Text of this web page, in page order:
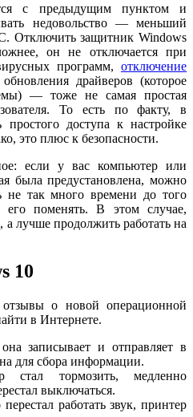
с предыдущим пунктом и
недовольство — меньший
Отключить защитник Windows
он не отключается при
программ, отключение
драйверов (которое
— тоже не самая простая
То есть по факту, в
доступа к настройке
это плюс к безопасности.
если у вас компьютер или
была предустановлена, можно
не так много времени до того
поменять. В этом случае,
а лучше продолжить работать на
10
о новой операционной
в Интернете.
записывает и отправляет в
для сбора информации.
стал тормозить, медленно
выключаться.
работать звук, принтер